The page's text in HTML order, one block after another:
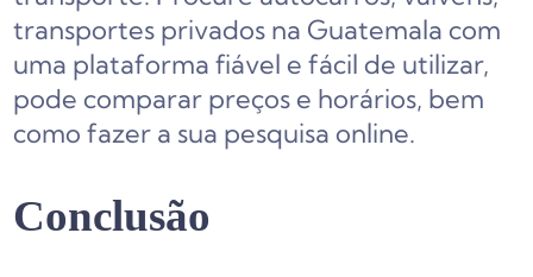
transportes privados na Guatemala com
uma plataforma fiável e fácil de utilizar,
pode comparar preços e horários, bem
como fazer a sua pesquisa online.
Conclusão